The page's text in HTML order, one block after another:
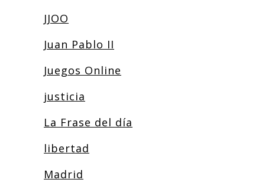
JJOO
Juan Pablo II
Juegos Online
justicia
La Frase del día
libertad
Madrid